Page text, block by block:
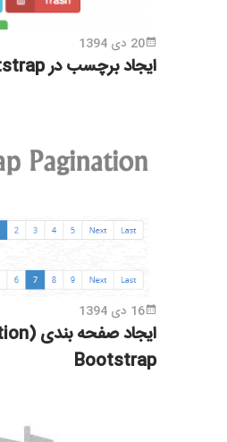
20 دی 1394
ایجاد برچسب در Bootstrap
16 دی 1394
Bootstrap